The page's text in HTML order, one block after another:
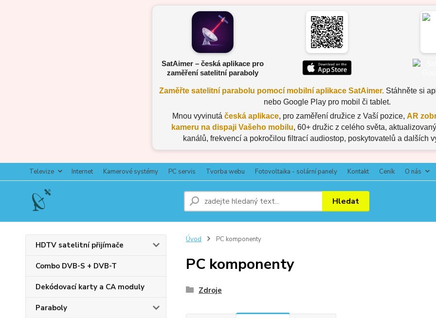
SatAimer – česká aplikace pro
zaměření satelitní paraboly
Zaměřte satelitní parabolu pomocí mobilní aplikace SatAimer.Stáhněte si
nebo Google Play pro mobil či tablet.
Mnou vyvinutá česká aplikace, pro zaměření družice z Vaší pozice, AR
kameru na dispaji Vašeho mobilu, 60+ družic z celého světa,
kanálů, frekvencí a pokročilou filtrací audiostop, poskytovatelů a dalších
Televize Internet Kamerové systémy PC servis Tvorba webu Fotovoltaika - solární panely Kontakt Ceník O nás
Hledat
HDTV satelitní přijímače
Combo DVB-S + DVB-T
Dekódovací karty a CA moduly
Paraboly
Úvod PC komponenty
PC komponenty
Zdroje